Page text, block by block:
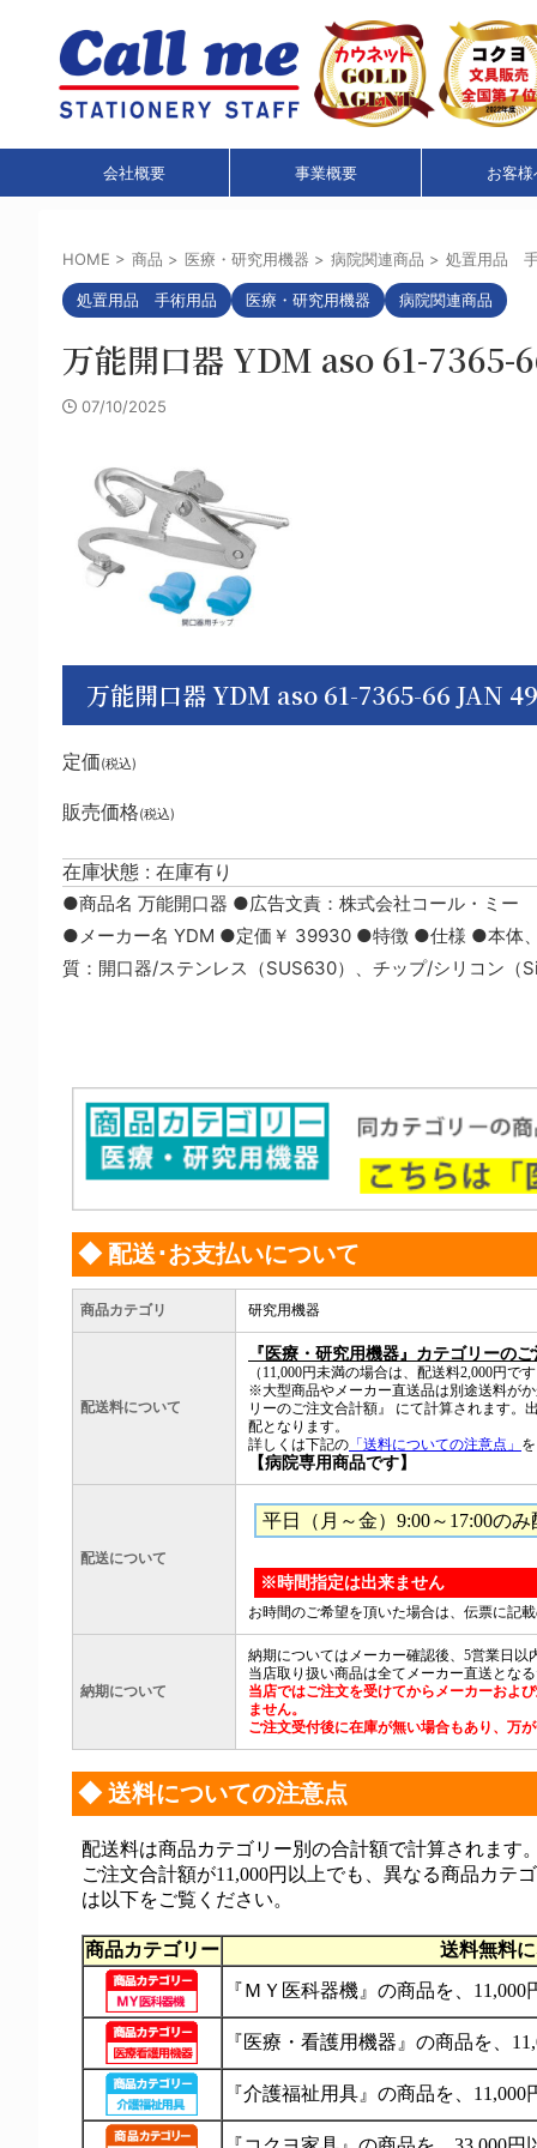
会社概要 事業概要 お客様
HOME > 商品 > 医療・研究用機器 > 病院関連商品 > 処置用品
処置用品 手術用品 医療・研究用機器 病院関連商品
万能開口器 YDM aso 61-7365-
07/10/2025
万能開口器 YDM aso 61-7365-66 JAN
定価(税込)
販売価格(税込)
在庫状態 : 在庫有り
●商品名 万能開口器 ●広告文責：株式会社コール・
●メーカー名 YDM ●定価￥ 39930 ●特徴 ●仕様 ●本
質：開口器/ステンレス（SUS630）、チップ/シリコン